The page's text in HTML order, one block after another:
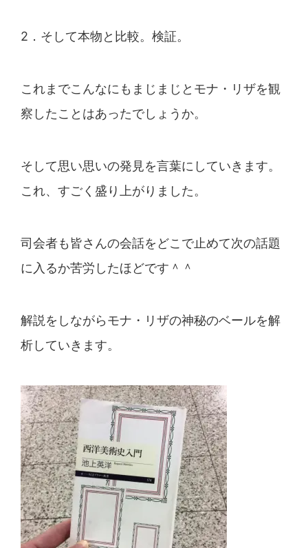
2．そして本物と比較。検証。
これまでこんなにもまじまじとモナ・リザを観
察したこと はあったでしょうか。
そして思い思いの発見を言葉にしていきます。
これ、すごく盛り上がりました。
司会者も皆さんの会話をどこで止めて次の話題
に入るか苦労したほどです＾＾
解説をしながらモナ・リザの神秘のベールを解
析していき ます。